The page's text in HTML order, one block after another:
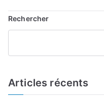
des
articles
Rechercher
Articles récents